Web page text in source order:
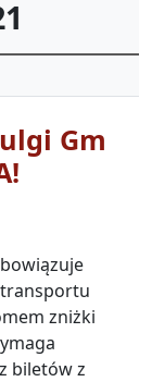
Gm
zniżki
biletów z